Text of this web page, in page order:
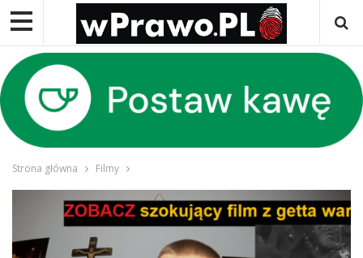
Strona główna Filmy